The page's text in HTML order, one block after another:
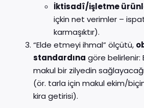
İktisadî/işletme
içkin net verimler –
karmaşıktır).
“Elde etmeyi ihmal” ölçütü,
standardına göre belirlenir:
makul bir zilyedin
(ör. tarla için makul ekim/
kira getirisi).